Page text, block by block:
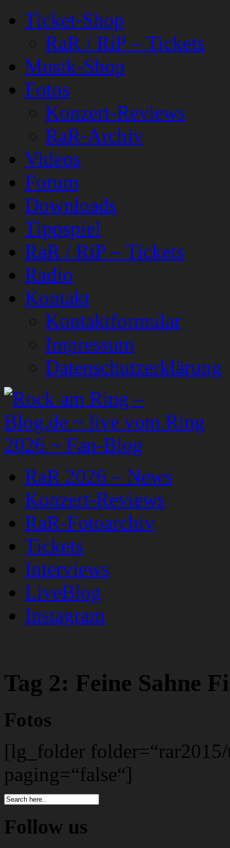
Ticket-Shop
RaR / RiP – Tickets
Musik-Shop
Fotos
Konzert-Reviews
RaR-Archiv
Videos
Forum
Downloads
Tippspiel
RaR / RiP – Tickets
Radio
Kontakt
Kontaktformular
Impressum
Datenschutzerklärung
RaR 2026 – News
Konzert-Reviews
RaR-Fotoarchiv
Tickets
Interviews
LiveBlog
Instagram
Tag 2: Feine Sahne
Fotos
[lg_folder
paging=“false“]
Follow us